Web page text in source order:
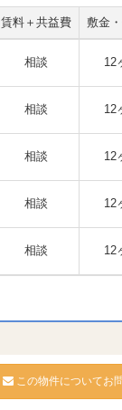
賃料＋共益費 敷金
相談 12
相談 12
相談 12
相談 12
相談 12
この物件についてお